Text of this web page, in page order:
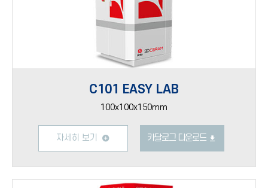
C101 EASY LAB
100x100x150mm
자세히 보기 카달로그 다운로드